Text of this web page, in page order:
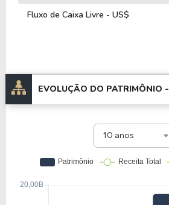
Fluxo de Caixa Livre - US$
EVOLUÇÃO DO PATRIMÔNIO -
10 anos